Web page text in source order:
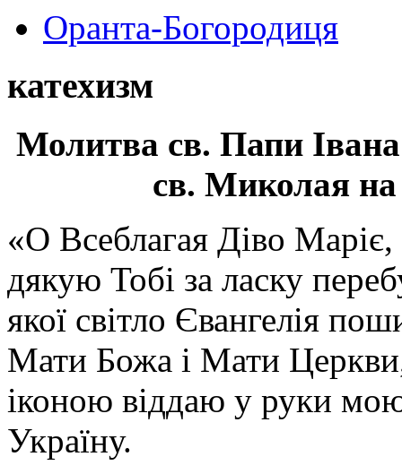
Оранта-Богородиця
катехизм
Молитва св. Папи
св. Миколая на
«О Всеблагая Діво
дякую Тобі за ласку
якої світло Євангелія
Мати Божа і Мати
іконою віддаю у руки
Україну.